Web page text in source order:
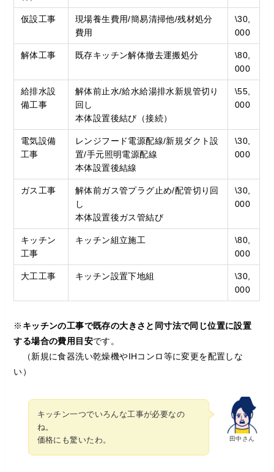
仮設工事
現場養生費用/簡易清掃他/残材処分
費用
\30,
000
解体工事 既存キッチン解体撤去運搬処分
\80,
000
給排水設
備工事
解体前止水/給水給湯排水新規管切り
回し
本体設置後結び（接続）
\55,
000
電気設備
工事
レンジフード電源配線/新規ダクト設
置/手元照明電源配線
本体設置後結線
\30,
000
ガス工事
解体前ガス管プラグ止め/配管切り回
し
本体設置後ガス管結び
\30,
000
キッチン
工事
キッチン組立施工
\80,
000
大工工事 キッチン設置下地組
\30,
000
※ キッチンの工事で既存の大きさと同寸法で同じ位置に設置
する場合の費用目安です。
（新規に食器洗い乾燥機やIHコンロ等に変更を配置しな
い）
田中さん
キッチン一つでいろんな工事が必要なの
ね。
価格にも驚いたわ。